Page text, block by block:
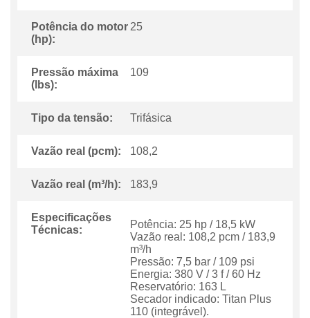
Potência do motor
(hp):
25
Pressão máxima
(lbs):
109
Tipo da tensão: Trifásica
Vazão real (pcm): 108,2
Vazão real (m³/h): 183,9
Especificações
Técnicas:
Potência: 25 hp / 18,5 kW
Vazão real: 108,2 pcm / 183,9
m³/h
Pressão: 7,5 bar / 109 psi
Energia: 380 V / 3 f / 60 Hz
Reservatório: 163 L
Secador indicado: Titan Plus
110 (integrável).